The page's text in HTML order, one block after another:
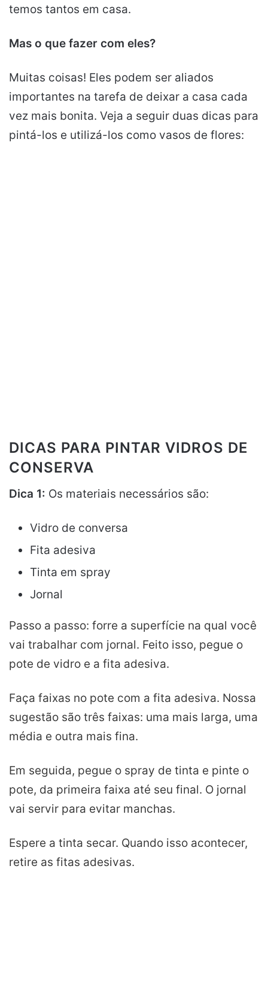
temos tantos em casa.
Mas o que fazer com eles?
Muitas coisas! Eles podem ser aliados
importantes na tarefa de deixar a casa cada
vez mais bonita. Veja a seguir duas dicas para
pintá-los e utilizá-los como vasos de flores:
DICAS PARA PINTAR VIDROS DE
CONSERVA
Dica 1: Os materiais necessários são:
Vidro de conversa
Fita adesiva
Tinta em spray
Jornal
Passo a passo: forre a superfície na qual você
vai trabalhar com jornal. Feito isso, pegue o
pote de vidro e a fita adesiva.
Faça faixas no pote com a fita adesiva. Nossa
sugestão são três faixas: uma mais larga, uma
média e outra mais fina.
Em seguida, pegue o spray de tinta e pinte o
pote, da primeira faixa até seu final. O jornal
vai servir para evitar manchas.
Espere a tinta secar. Quando isso acontecer,
retire as fitas adesivas.